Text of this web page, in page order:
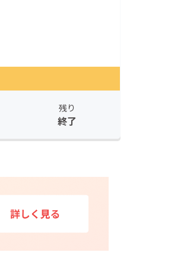
残り
終了